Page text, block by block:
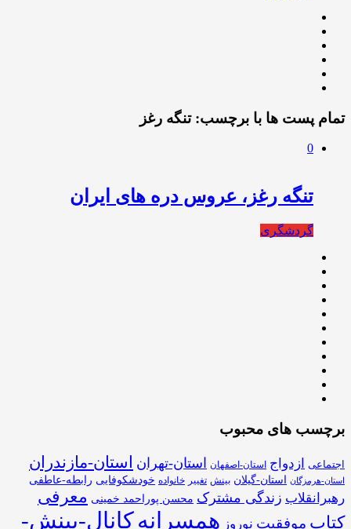
تمام پست ها با برچسب:تنگه رغز
0
تنگه رغز، عروس دره های ایران
گردشگری
برچسب های محبوب
اجتماعی ازدواج استان-اصفهان استان-تهران استان-مازندران
استان-هرمزگان استان-گیلان بینش تغییر خانواده خودشکوفایی رابطه-عاطفی
رهبرانقلاب زندگی مشترک محسن پوراحمد خمینی معرفی
کتاب موفقیت نوروز همسرانهکانال-بینش-